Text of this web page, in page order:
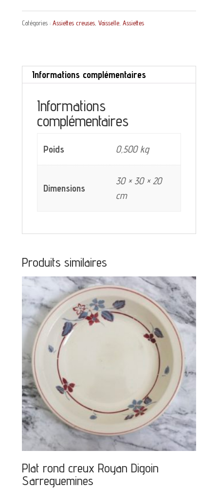
Assiette
creuse
Loups
couleur
Catégories : Assiettes creuses, Vaisselle, Assiettes
Informations complémentaires
Informations
complémentaires
Poids 0,500 kg
Dimensions
30 × 30 × 20
cm
Produits similaires
Plat rond creux Royan Digoin
Sarreguemines